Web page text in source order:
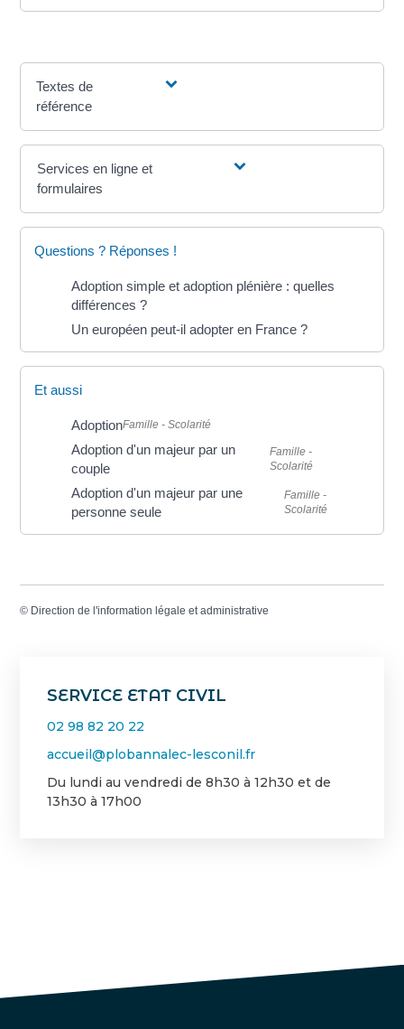
SERVICE ETAT CIVIL
02 98 82 20 22
accueil@plobannalec-lesconil.fr
Du lundi au vendredi de 8h30 à 12h30 et de
13h30 à 17h00
Textes de
référence
Services en ligne et
formulaires
Questions ? Réponses !
Adoption simple et adoption plénière : quelles
différences ?
Un européen peut-il adopter en France ?
Et aussi
AdoptionFamille - Scolarité
Adoption d'un majeur par un
couple
Famille -
Scolarité
Adoption d'un majeur par une
personne seule
Famille -
Scolarité
© Direction de l'information légale et administrative